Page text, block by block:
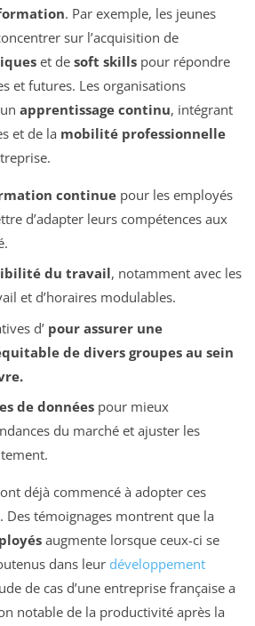
. Par exemple, les jeunes
sur l’acquisition de
et de soft skills pour répondre
et futures. Les organisations
apprentissage continu, intégrant
et de la mobilité professionnelle
continuepour les employés
d’adapter leurs compétences aux
du travail, notamment avec les
et d’horaires modulables.
d’pour assurer une
de divers groupes au sein
de donnéespour mieux
du marché et ajuster les
déjà commencé à adopter ces
Des témoignages montrent que la
augmente lorsque ceux-ci se
dans leur développement
de cas d’une entreprise française a
notable de la productivité après la